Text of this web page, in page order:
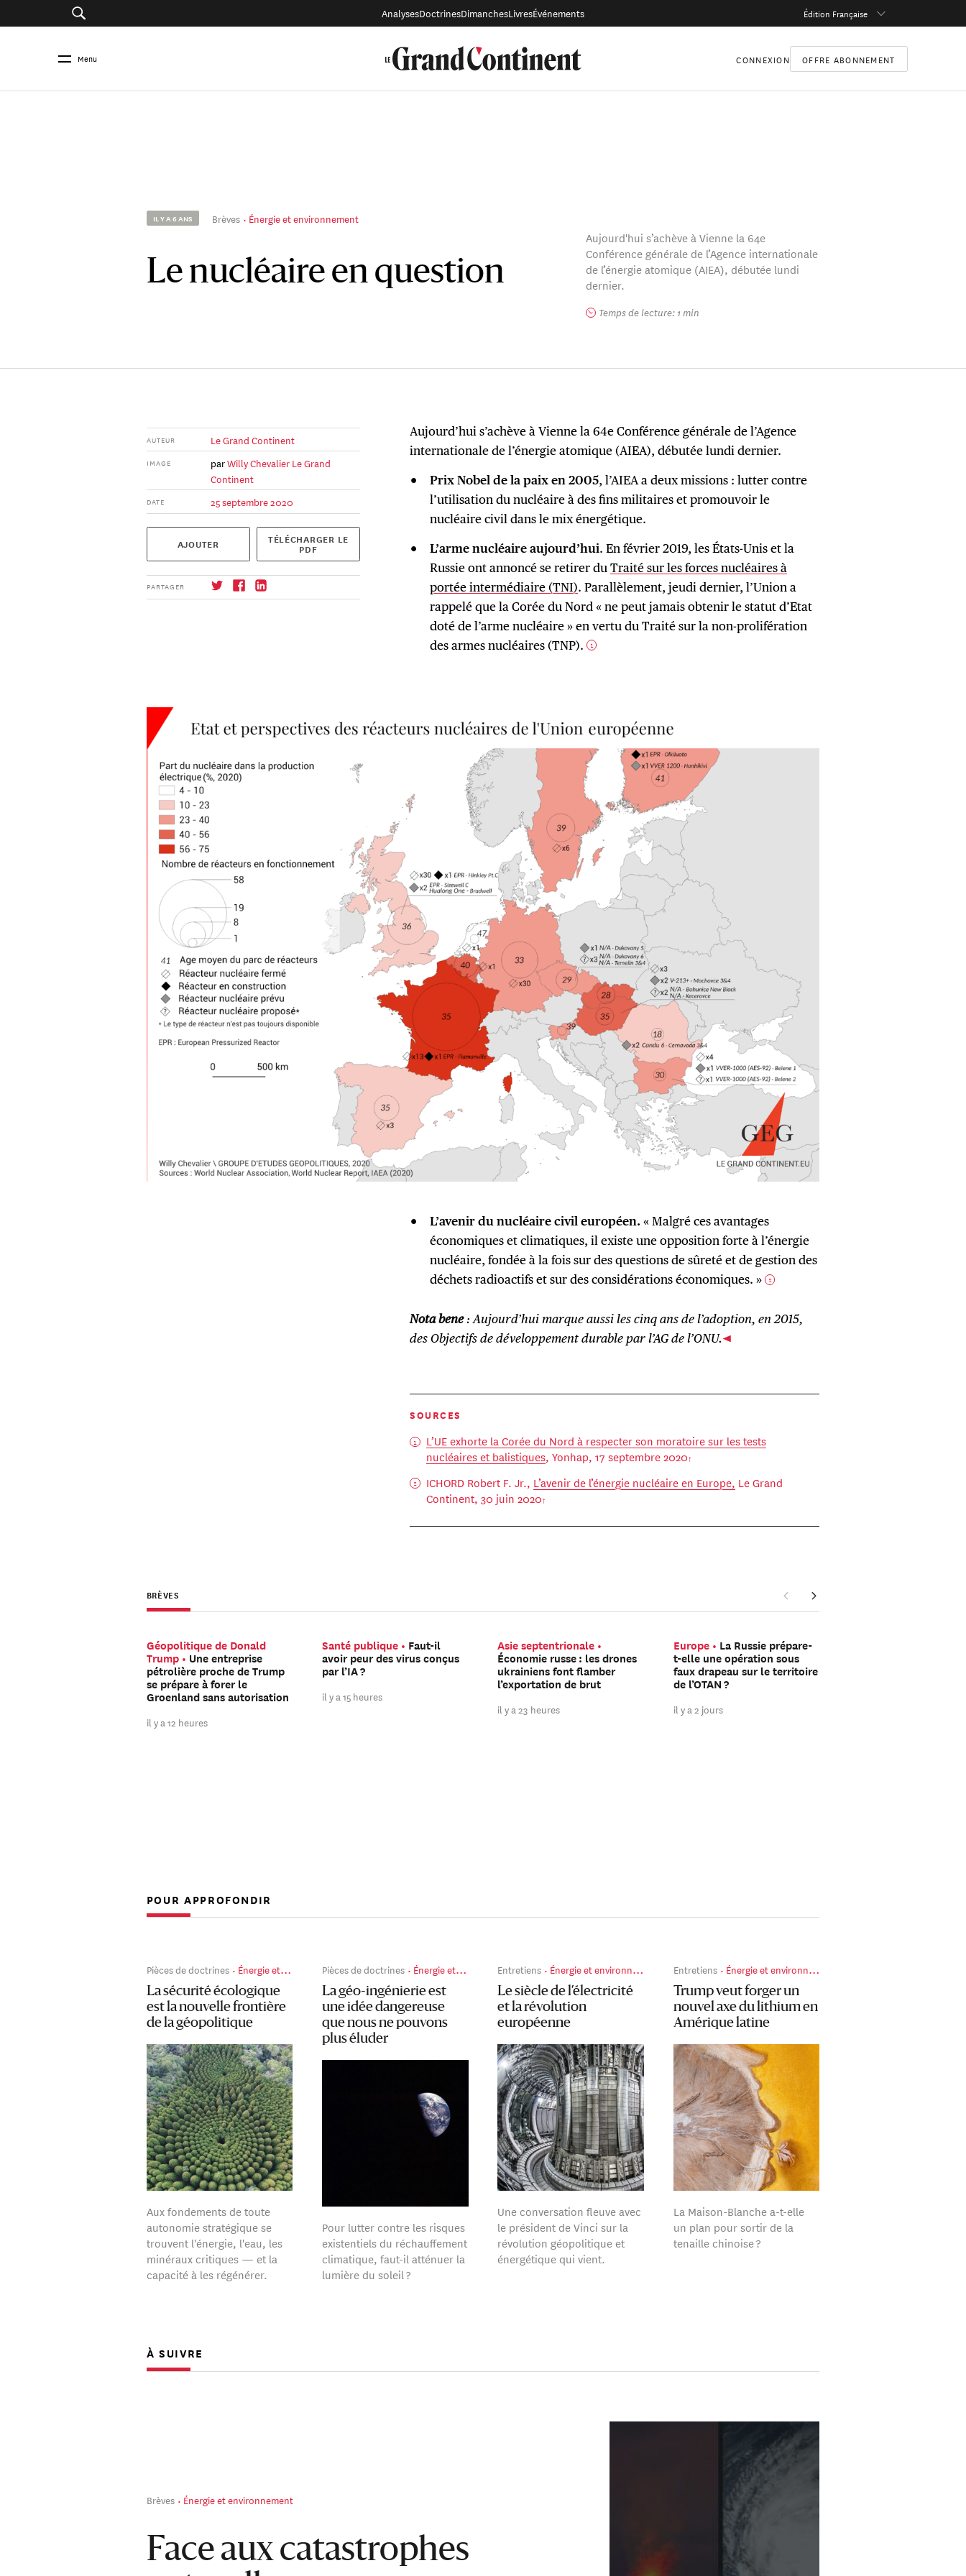
AnalysesDoctrinesDimanchesLivresÉvénements Édition Française
Menu CONNEXION OFFRE ABONNEMENT
IL Y A 6 ANS Brèves Énergie et environnement
Le nucléaire en question
Aujourd'hui s’achève à Vienne la 64e
Conférence générale de l’Agence internationale
de l’énergie atomique (AIEA), débutée lundi
dernier.
Temps de lecture: 1 min
AUTEUR Le Grand Continent
IMAGE parWilly ChevalierLe Grand
Continent
DATE 25 septembre 2020
AJOUTER TÉLÉCHARGER LE
PDF
PARTAGER
Aujourd’hui s’achève à Vienne la 64e Conférence générale de l’Agence
internationale de l’énergie atomique (AIEA), débutée lundi dernier.
Prix Nobel de la paix en 2005, l’AIEA a deux missions : lutter contre
l’utilisation du nucléaire à des fins militaires et promouvoir le
nucléaire civil dans le mix énergétique.
L’arme nucléaire aujourd’hui. En février 2019, les États-Unis et la
Russie ont annoncé se retirer du Traité sur les forces nucléaires à
portée intermédiaire (TNI). Parallèlement, jeudi dernier, l’Union a
rappelé que la Corée du Nord « ne peut jamais obtenir le statut d’Etat
doté de l’arme nucléaire » en vertu du Traité sur la non-prolifération
des armes nucléaires (TNP).
1
L’avenir du nucléaire civil européen. « Malgré ces avantages
économiques et climatiques, il existe une opposition forte à l’énergie
nucléaire, fondée à la fois sur des questions de sûreté et de gestion des
déchets radioactifs et sur des considérations économiques. » 2
Nota bene: Aujourd’hui marque aussi les cinq ans de l’adoption, en 2015,
des Objectifs de développement durable par l’AG de l’ONU.
SOURCES
L’UE exhorte la Corée du Nord à respecter son moratoire sur les tests
nucléaires et balistiques, Yonhap, 17 septembre 2020
ICHORD Robert F. Jr., L’avenir de l’énergie nucléaire en Europe, Le Grand
Continent, 30 juin 2020
BRÈVES
Géopolitique de Donald
Trump
Une entreprise
pétrolière proche de Trump
se prépare à forer le
Groenland sans autorisation
il y a 12 heures
Santé publique
Faut-il
avoir peur des virus conçus
par l’IA ?
il y a 15 heures
Asie septentrionale
Économie russe : les drones
ukrainiens font flamber
l’exportation de brut
il y a 23 heures
Europe
La Russie prépare-
t-elle une opération sous
faux drapeau sur le territoire
de l’OTAN ?
il y a 2 jours
POUR APPROFONDIR
Pièces de doctrines Énergie et environnement
La sécurité écologique
est la nouvelle frontière
de la géopolitique
Aux fondements de toute
autonomie stratégique se
trouvent l'énergie, l'eau, les
minéraux critiques — et la
capacité à les régénérer.
Pièces de doctrines Énergie et environnement
La géo-ingénierie est
une idée dangereuse
que nous ne pouvons
plus éluder
Pour lutter contre les risques
existentiels du réchauffement
climatique, faut-il atténuer la
lumière du soleil ?
Entretiens Énergie et environnement
Le siècle de l’électricité
et la révolution
européenne
Une conversation fleuve avec
le président de Vinci sur la
révolution géopolitique et
énergétique qui vient.
Entretiens Énergie et environnement
Trump veut forger un
nouvel axe du lithium en
Amérique latine
La Maison-Blanche a-t-elle
un plan pour sortir de la
tenaille chinoise ?
À SUIVRE
Brèves Énergie et environnement
Face aux catastrophes